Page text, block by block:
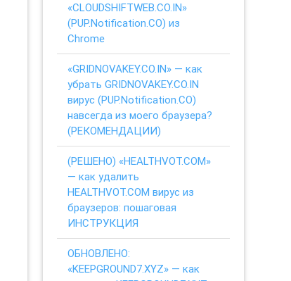
«CLOUDSHIFTWEB.CO.IN»
(PUP.Notification.CO) из
Chrome
«GRIDNOVAKEY.CO.IN» — как
убрать GRIDNOVAKEY.CO.IN
вирус (PUP.Notification.CO)
навсегда из моего браузера?
(РЕКОМЕНДАЦИИ)
(РЕШЕНО) «HEALTHVOT.COM»
— как удалить
HEALTHVOT.COM вирус из
браузеров: пошаговая
ИНСТРУКЦИЯ
ОБНОВЛЕНО:
«KEEPGROUND7.XYZ» — как